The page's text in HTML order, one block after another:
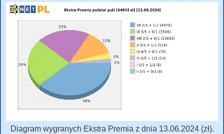
Diagram wygranych Ekstra Premia z dnia 13.06.2024 (zł).